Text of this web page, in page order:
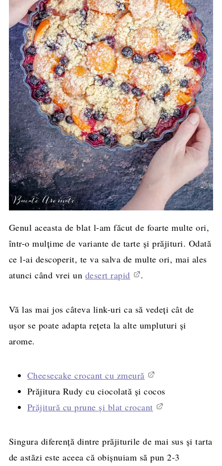
Genul aceasta de blat l-am făcut de foarte multe ori,
într-o mulțime de variante de tarte și prăjituri. Odată
ce l-ai descoperit, te va salva de multe ori, mai ales
atunci când vrei un desert rapid .
Vă las mai jos câteva link-uri ca să vedeți cât de
ușor se poate adapta rețeta la alte umpluturi și
arome.
Cheesecake crocant cu zmeură
Prăjitura Rudy cu ciocolată și cocos
Prăjitură cu prune și blat crocant
Singura diferență dintre prăjiturile de mai sus și tarta
de astăzi este aceea că obișnuiam să pun 2-3